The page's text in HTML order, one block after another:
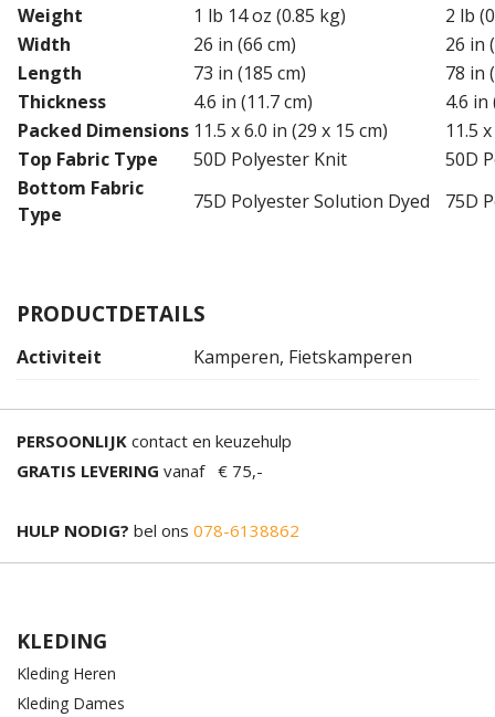
Weight
1 lb 14 oz (0.85 kg)
2 lb
Width
26 in (66 cm)
26 in
Length
73 in (185 cm)
78 in
Thickness
4.6 in (11.7 cm)
4.6 in
Packed Dimensions 11.5 x 6.0 in (29 x 15 cm)
11.5
Top Fabric Type
50D Polyester Knit
50D
Bottom Fabric
Type
75D Polyester Solution Dyed 75D
PRODUCTDETAILS
Activiteit Kamperen, Fietskamperen
PERSOONLIJK contact en keuzehulp
GRATIS LEVERING vanaf € 75,-
HULP NODIG? bel ons 078-6138862
KLEDING
Kleding Heren
Kleding Dames